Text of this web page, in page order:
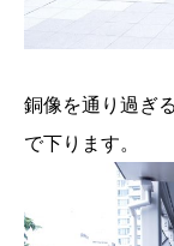
銅像を通り過ぎ
で下ります。